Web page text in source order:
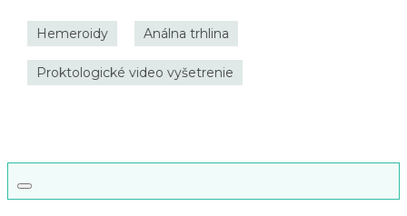
Hemeroidy Análna trhlina
Proktologické video vyšetrenie